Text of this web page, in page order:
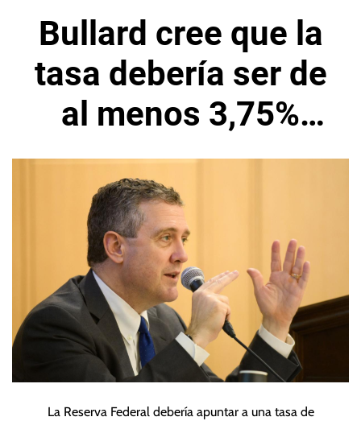
Bullard cree que la
tasa debería ser de
al menos 3,75%
para fines de 2022
La Reserva Federal debería apuntar a una tasa de